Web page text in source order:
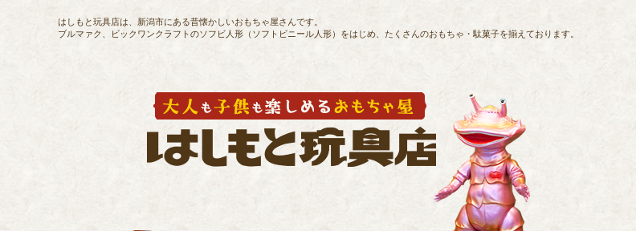
はしもと玩具店は、新潟市にある昔懐かしいおもちゃ屋さんです。
ブルマァク、ビックワンクラフトのソフビ人形（ソフトビニール人形）をはじめ、 たくさんのおもちゃ・駄菓子を揃えております。